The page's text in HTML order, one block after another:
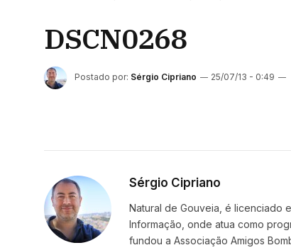
DSCN0268
Postado por: Sérgio Cipriano 25/07/13 - 0:49
Sérgio Cipriano
Natural de Gouveia, é licenciado
Informação, onde atua como
fundou a Associação Amigos